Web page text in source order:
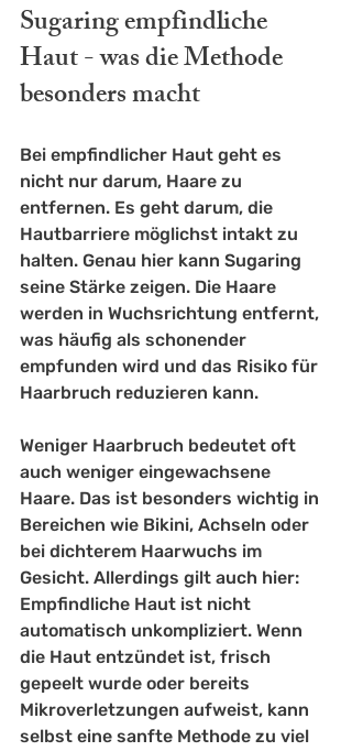
Sugaring empfindliche
Haut - was die Methode
besonders macht
Bei empfindlicher Haut geht es
nicht nur darum, Haare zu
entfernen. Es geht darum, die
Hautbarriere möglichst intakt zu
halten. Genau hier kann Sugaring
seine Stärke zeigen. Die Haare
werden in Wuchsrichtung entfernt,
was häufig als schonender
empfunden wird und das Risiko für
Haarbruch reduzieren kann.
Weniger Haarbruch bedeutet oft
auch weniger eingewachsene
Haare. Das ist besonders wichtig in
Bereichen wie Bikini, Achseln oder
bei dichterem Haarwuchs im
Gesicht. Allerdings gilt auch hier:
Empfindliche Haut ist nicht
automatisch unkompliziert. Wenn
die Haut entzündet ist, frisch
gepeelt wurde oder bereits
Mikroverletzungen aufweist, kann
selbst eine sanfte Methode zu viel